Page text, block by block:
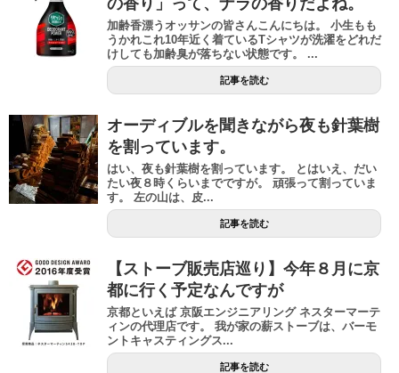
加齢香漂うオッサンの皆さんこんにちは。 小生もも
うかれこれ10年近く着ているTシャツが洗濯をどれだ
けしても加齢臭が落ちない状態です。 ...
記事を読む
オーディブルを聞きながら夜も針葉樹
を割っています。
はい、夜も針葉樹を割っています。 とはいえ、だい
たい夜８時くらいまでですが。 頑張って割っていま
す。 左の山は、皮...
記事を読む
【ストーブ販売店巡り】今年８月に京
都に行く予定なんですが
京都といえば 京阪エンジニアリング ネスターマーテ
ィンの代理店です。 我が家の薪ストーブは、バーモ
ントキャスティングス...
記事を読む